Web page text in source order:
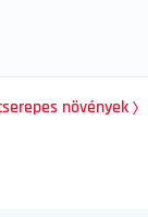
növények